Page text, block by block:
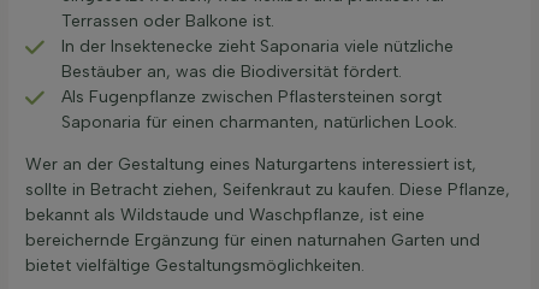
Terrassen oder Balkone ist.
In der Insektenecke zieht Saponaria viele nützliche
Bestäuber an, was die Biodiversität fördert.
Als Fugenpflanze zwischen Pflastersteinen sorgt
Saponaria für einen charmanten, natürlichen Look.
Wer an der Gestaltung eines Naturgartens interessiert ist,
sollte in Betracht ziehen, Seifenkraut zu kaufen. Diese Pflanze,
bekannt als Wildstaude und Waschpflanze, ist eine
bereichernde Ergänzung für einen naturnahen Garten und
bietet vielfältige Gestaltungsmöglichkeiten.